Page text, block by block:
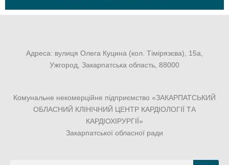
Адреса: вулиця Олега Куцина (кол. Тімірязєва), 15а,
Ужгород, Закарпатська область, 88000
Комунальне некомерційне підприємство «ЗАКАРПАТСЬКИЙ
ОБЛАСНИЙ КЛІНІЧНИЙ ЦЕНТР КАРДІОЛОГІЇ ТА
КАРДІОХІРУРГІЇ»
Закарпатської обласної ради